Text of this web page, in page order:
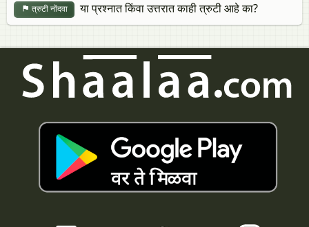
त्रुटी नोंदवा या प्रश्नात किंवा उत्तरात काही त्रुटी आहे का?